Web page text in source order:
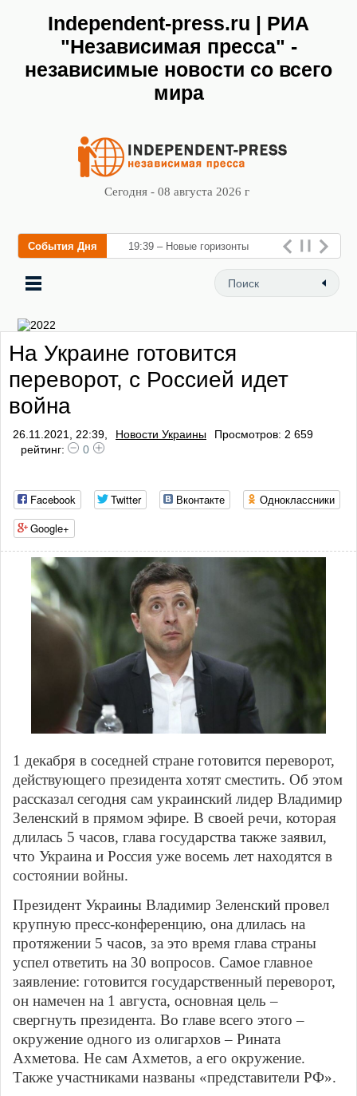
Independent-press.ru | РИА
"Независимая пресса" -
независимые новости со всего
мира
Сегодня - 08 августа 2026 г
События Дня 19:39 – Новые горизонты
флебологии: в Москве
открылся «Городской центр
На Украине готовится
переворот, с Россией идет
война
26.11.2021, 22:39, Новости Украины
Просмотров: 2 659
рейтинг:
0
Facebook Twitter Вконтакте
Одноклассники
Google+
1 декабря в соседней стране готовится переворот,
действующего президента хотят сместить. Об этом
рассказал сегодня сам украинский лидер Владимир
Зеленский в прямом эфире. В своей речи, которая
длилась 5 часов, глава государства также заявил,
что Украина и Россия уже восемь лет находятся в
состоянии войны.
Президент Украины Владимир Зеленский провел
крупную пресс-конференцию, она длилась на
протяжении 5 часов, за это время глава страны
успел ответить на 30 вопросов. Самое главное
заявление: готовится государственный переворот,
он намечен на 1 августа, основная цель –
свергнуть президента. Во главе всего этого –
окружение одного из олигархов – Рината
Ахметова. Не сам Ахметов, а его окружение.
Также участниками названы «представители РФ».